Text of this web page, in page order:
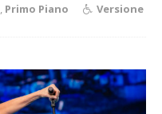
, Primo Piano
Versione